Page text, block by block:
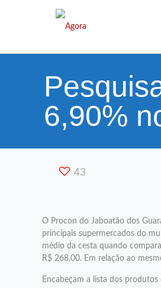
6,90%
43
O Procon do Jaboatão dos
principais supermercados do
médio da cesta quando
R$ 268,00. Em relação ao
Encabeçam a lista dos